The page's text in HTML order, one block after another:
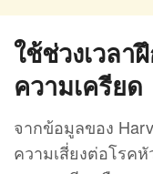
ใช้ช่วงเวลา
ความเครียด
จากข้อมูลของ
ความเสี่ยงต่อโรค